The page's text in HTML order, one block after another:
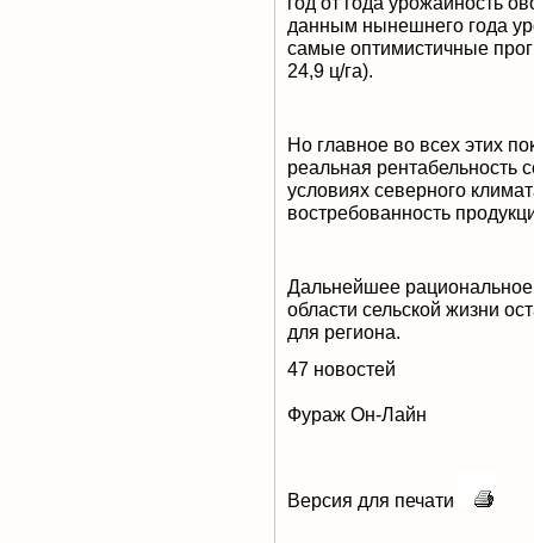
данным нынешнего года
самые оптимистичные
24,9 ц/га).
Но главное во всех этих
реальная рентабельность
условиях северного
востребованность
Дальнейшее
области сельской жизни
для региона.
47 новостей
Фураж Он-Лайн
Версия для печати